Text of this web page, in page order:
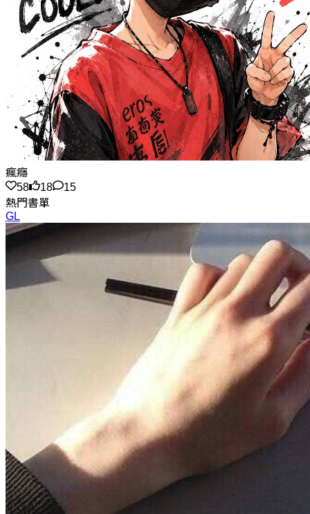
瘋癮
58
18
15
熱門書單
GL